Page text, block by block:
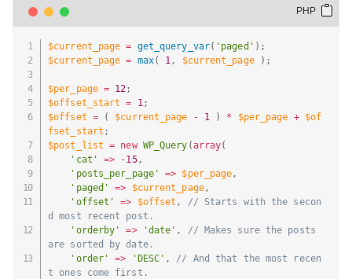
$current_page = get_query_var( 'paged' ) ;
$current_page = max( 1, $current_page ) ;
$per_page = 12;
$offset_start
= 1;
$offset = ( $current_page - 1 ) * $per_page + $of
fset_start ;
$post_list = new WP_Query (array(
'cat'
=> -15,
'posts_per_page'
=> $per_page,
'paged'
=> $current_page,
'offset'
=> $offset ,
// Starts with the secon
d most recent post.
'orderby'
=> 'date' ,
// Makes sure the posts
are sorted by date.
'order'
=> 'DESC' ,
// And that the most recen
t ones come first.